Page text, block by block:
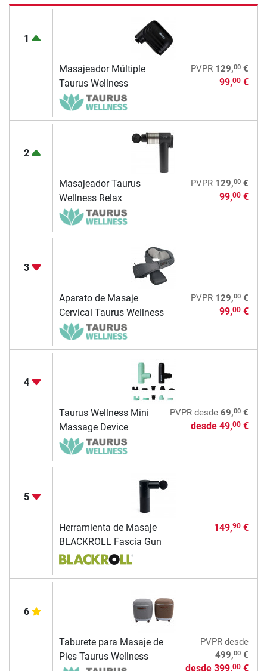
1
Masajeador Múltiple
Taurus Wellness
PVPR 129,00€
99,00€
2
Masajeador Taurus
Wellness Relax
PVPR 129,00€
99,00€
3
Aparato de Masaje
Cervical Taurus Wellness
PVPR 129,00€
99,00€
4
Taurus Wellness Mini
Massage Device
PVPRdesde 69,00€
desde 49,00€
5
Herramienta de Masaje
BLACKROLL Fascia Gun
149,90€
6
Taburete para Masaje de
Pies Taurus Wellness
PVPRdesde
499,00€
desde 399,00€